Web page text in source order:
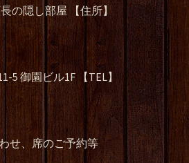
の隠し部屋 【住所】
5 御園ビル1F 【TEL】
せ、席のご予約等